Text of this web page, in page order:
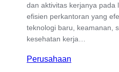
dan aktivitas kerjanya pada
efisien perkantoran yang
teknologi baru, keamanan,
kesehatan kerja…
Perusahaan